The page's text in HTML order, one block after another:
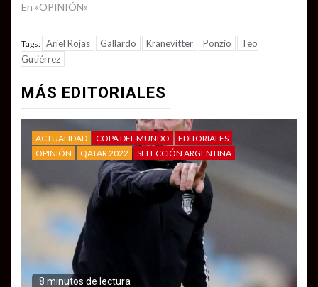
En «OPINIÓN»
Tags: Ariel Rojas Gallardo Kranevitter Ponzio
Teo
Gutiérrez
MÁS EDITORIALES
ACTUALIDAD COPA DEL MUNDO
EDITORIALES
OPINIÓN
QATAR 2022 SELECCIÓN ARGENTINA
8 minutos de lectura